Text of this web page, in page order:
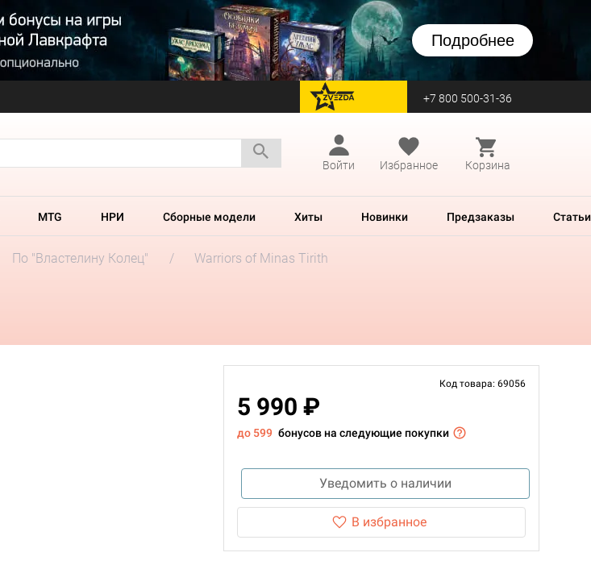
Подробнее
перейти на Zvezda +7 800 500-31-36
Войти
Избранное Корзина
MTG НРИ Сборные модели Хиты Новинки Предзаказы Статьи
По "Властелину Колец" Warriors of Minas Tirith
Код товара: 69056
5 990 ₽
до 599 бонусов на следующие покупки
Уведомить о наличии
В избранное